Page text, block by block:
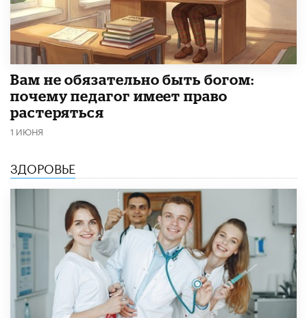
​Вам не обязательно быть богом:
почему педагог имеет право
растеряться
1 ИЮНЯ
ЗДОРОВЬЕ